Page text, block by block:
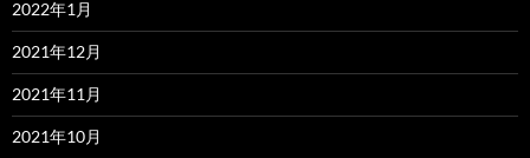
2022年1月
2021年12月
2021年11月
2021年10月